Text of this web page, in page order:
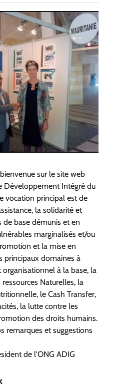
sur le site web
Développement Intégré du
vocation principal est de
la solidarité et
de base démunis et en
marginalisés et/ou
et la mise en
domaines à
à la base, la
Naturelles, la
le Cash Transfer,
la lutte contre les
des droits humains.
remarques et suggestions
de l'ONG ADIG